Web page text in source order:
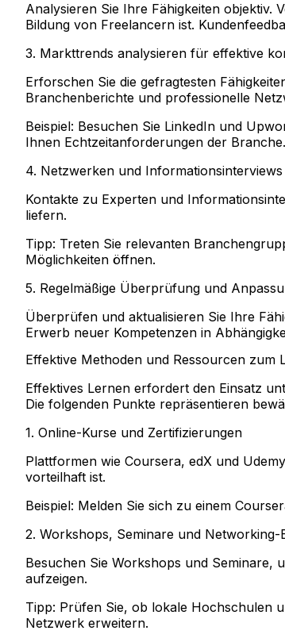
Analysieren Sie Ihre Fähigkeiten objektiv.
Bildung von Freelancern ist.
3. Markttrends analysieren für effektive
Erforschen Sie die gefragtesten
Branchenberichte und professionelle
Beispiel: Besuchen Sie LinkedIn und
Ihnen Echtzeitanforderungen der Branche.
4. Netzwerken und
Kontakte zu Experten und
liefern.
Tipp: Treten Sie relevanten
Möglichkeiten öffnen.
5. Regelmäßige Überprüfung und
Überprüfen und aktualisieren Sie Ihre
Erwerb neuer Kompetenzen in
Effektive Methoden und Ressourcen zum
Effektives Lernen erfordert den Einsatz
Die folgenden Punkte repräsentieren
1. Online-Kurse und Zertifizierungen
Plattformen wie Coursera, edX und
vorteilhaft ist.
Beispiel: Melden Sie sich zu einem
2. Workshops, Seminare und Networking-
Besuchen Sie Workshops und Seminare,
aufzeigen.
Tipp: Prüfen Sie, ob lokale Hochschulen
Netzwerk erweitern.